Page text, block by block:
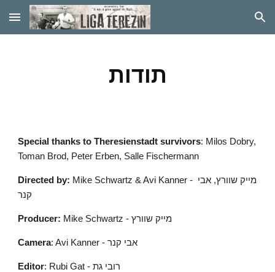
Skip to main content Skip to navigation
תודות
Special thanks to Theresienstadt survivors: Milos Dobry,
Toman Brod, Peter Erben, Salle Fischermann
Directed by: Mike Schwartz & Avi Kanner - מייק שוורץ, אבי
קנר
Producer: Mike Schwartz - מייק שוורץ
Camera : Avi Kanner - אבי קנר
Editor : Rubi Gat - רובי גת